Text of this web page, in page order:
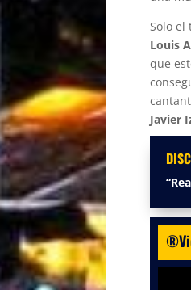
Solo el
Louis
que
Javier